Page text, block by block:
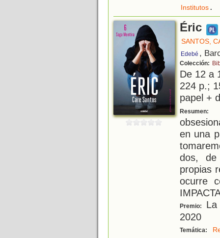
Institutos.
Éric
SANTOS,
Edebé ,
Colección:
De 12 a
224 p.;
papel +
Resumen:
en una
dos,
propias
ocurre
Premio:
La
2020
Temática: